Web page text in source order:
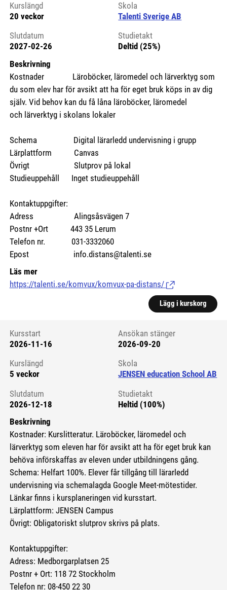
Kurslängd
20 veckor
Skola
Talenti Sverige AB
Slutdatum
2027-02-26
Studietakt
Deltid (25%)
Beskrivning
Kostnader Läroböcker, läromedel och lärverktyg som
du som elev har för avsikt att ha för eget bruk köps in av dig
själv. Vid behov kan du få låna läroböcker, läromedel
och lärverktyg i skolans lokaler
Schema Digital lärarledd undervisning i grupp
Lärplattform Canvas
Övrigt Slutprov på lokal
Studieuppehåll Inget studieuppehåll
Kontaktuppgifter:
Adress Alingsåsvägen 7
Postnr +Ort 443 35 Lerum
Telefon nr. 031-3332060
Epost info.distans@talenti.se
Läs mer
https://talenti.se/komvux/komvux-pa-distans/ (Länk till extern
Lägg i kurskorg
Kursstart 6085708
Kursstart
2026-11-16
Ansökan stänger
2026-09-20
Kurslängd
5 veckor
Skola
JENSEN education School AB
Slutdatum
2026-12-18
Studietakt
Heltid (100%)
Beskrivning
Kostnader: Kurslitteratur. Läroböcker, läromedel och
lärverktyg som eleven har för avsikt att ha för eget bruk kan
behöva införskaffas av eleven under utbildningens gång.
Schema: Helfart 100%. Elever får tillgång till lärarledd
undervisning via schemalagda Google Meet-mötestider.
Länkar finns i kursplaneringen vid kursstart.
Lärplattform: JENSEN Campus
Övrigt: Obligatoriskt slutprov skrivs på plats.
Kontaktuppgifter:
Adress: Medborgarplatsen 25
Postnr + Ort: 118 72 Stockholm
Telefon nr: 08-450 22 30